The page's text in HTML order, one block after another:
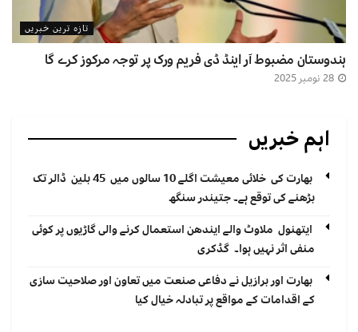
تازہ ترین خبریں
ہندوستان مضبوط آر اینڈ ڈی فریم ورک پر توجہ مرکوز کرے گا
اہم خبریں
بھارت کی خلائی معیشت اگلے 10 سالوں میں 45 بلین ڈالر تک
بڑھنے کی توقع ہے۔ جتیندر سنگھ
ایتھنول ملاوٹ والے ایندھن استعمال کرنے والی گاڑیوں پر کوئی
منفی اثر نہیں ہوا۔ گڈکری
بھارت اور برازیل نے دفاعی صنعت میں تعاون اور صلاحیت سازی
کے اقدامات کے مواقع پر تبادلہ خیال کیا